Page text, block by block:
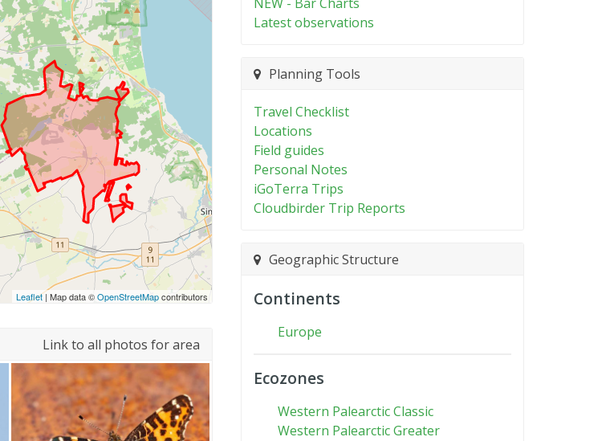
Leaflet| Map data ©OpenStreetMapcontributors
Link to all photos for area
Latest observations
Planning Tools
Travel Checklist
Locations
Field guides
Personal Notes
iGoTerra Trips
Cloudbirder Trip Reports
Geographic Structure
Continents
Europe
Ecozones
Western Palearctic Classic
Western Palearctic Greater